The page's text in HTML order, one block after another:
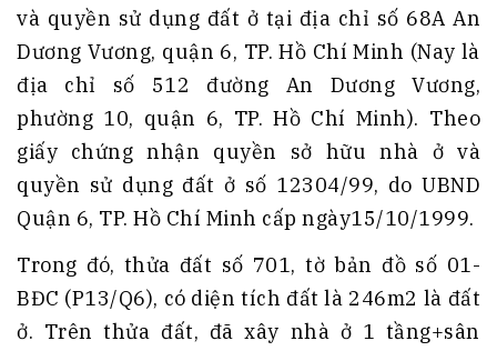
và quyền sử dụng đất ở tại địa chỉ số 68A An
Dương Vương, quận 6, TP. Hồ Chí Minh (Nay là
địa chỉ số 512 đường An Dương Vương,
phường 10, quận 6, TP. Hồ Chí Minh). Theo
giấy chứng nhận quyền sở hữu nhà ở và
quyền sử dụng đất ở số 12304/99, do UBND
Quận 6, TP. Hồ Chí Minh cấp ngày15/10/1999.
Trong đó, thửa đất số 701, tờ bản đồ số 01-
BĐC (P13/Q6), có diện tích đất là 246m2 là đất
ở. Trên thửa đất, đã xây nhà ở 1 tầng+sân